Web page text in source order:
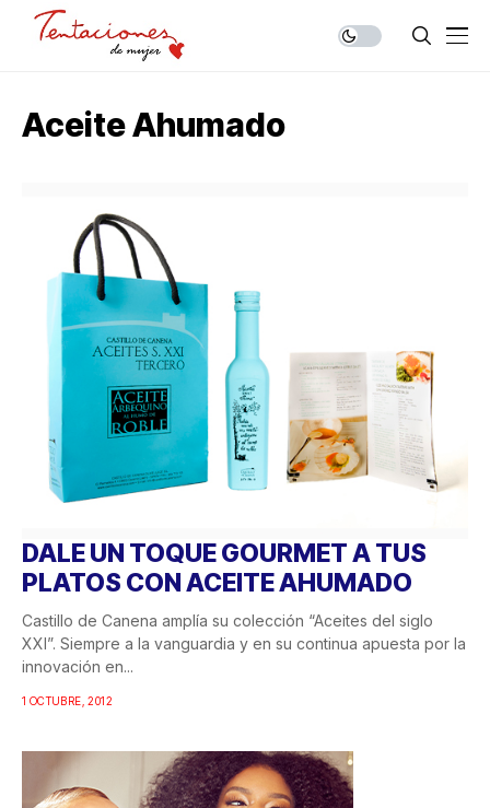
Aceite Ahumado
DALE UN TOQUE GOURMET A TUS
PLATOS CON ACEITE AHUMADO
Castillo de Canena amplía su colección “Aceites del siglo
XXI”. Siempre a la vanguardia y en su continua apuesta por la
innovación en...
1 OCTUBRE, 2012